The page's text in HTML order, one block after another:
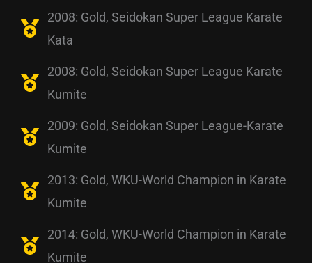
2008: Gold, Seidokan Super League Karate
Kata
2008: Gold, Seidokan Super League Karate
Kumite
2009: Gold, Seidokan Super League-Karate
Kumite
2013: Gold, WKU-World Champion in Karate
Kumite
2014: Gold, WKU-World Champion in Karate
Kumite